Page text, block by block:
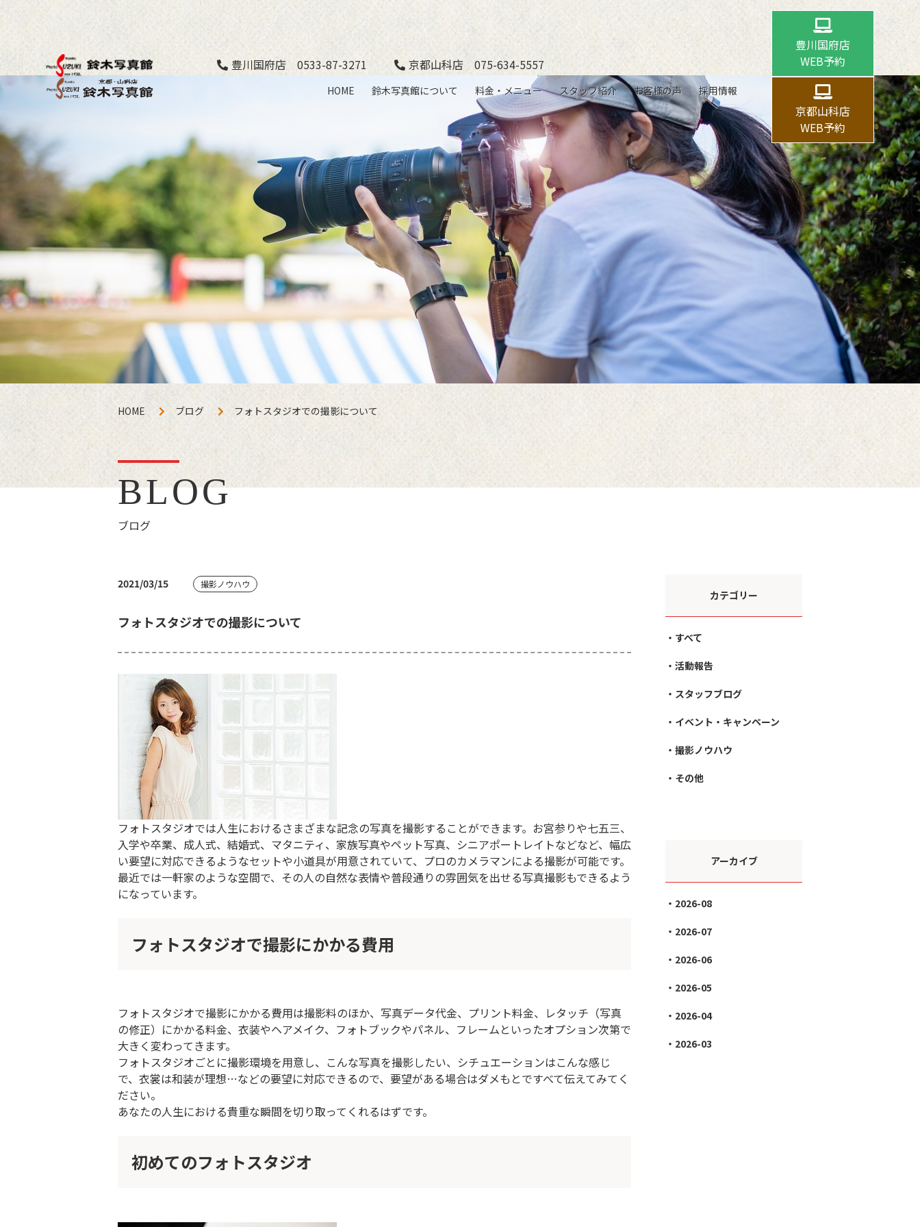
豊川国府店 0533-87-3271 京都山科店 075-634-5557
HOME 鈴木写真館について 料金・メニュー スタッフ紹介 お客様の声 採用情報
豊川国府店
WEB予約
京都山科店
WEB予約
HOME ブログ フォトスタジオでの撮影について
BLOG
ブログ
2021/03/15 撮影ノウハウ
フォトスタジオでの撮影について
フォトスタジオでは人生におけるさまざまな記念の写真を撮影することができます。お宮参りや七五三、
入学や卒業、成人式、結婚式、マタニティ、家族写真やペット写真、シニアポートレイトなどなど、幅広
い要望に対応できるようなセットや小道具が用意されていて、プロのカメラマンによる撮影が可能です。
最近では一軒家のような空間で、その人の自然な表情や普段通りの雰囲気を出せる写真撮影もできるよう
になっています。
フォトスタジオで撮影にかかる費用
フォトスタジオで撮影にかかる費用は撮影料のほか、写真データ代金、プリント料金、レタッチ（写真
の修正）にかかる料金、衣装やヘアメイク、フォトブックやパネル、フレームといったオプション次第で
大きく変わってきます。
フォトスタジオごとに撮影環境を用意し、こんな写真を撮影したい、シチュエーションはこんな感じ
で、衣裳は和装が理想…などの要望に対応できるので、要望がある場合はダメもとですべて伝えてみてく
ださい。
あなたの人生における貴重な瞬間を切り取ってくれるはずです。
初めてのフォトスタジオ
カテゴリー
すべて
活動報告
スタッフブログ
イベント・キャンペーン
撮影ノウハウ
その他
アーカイブ
2026-08
2026-07
2026-06
2026-05
2026-04
2026-03